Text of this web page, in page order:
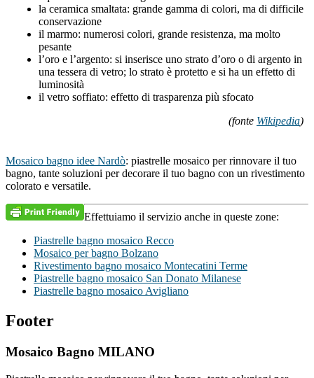
la ceramica smaltata: grande gamma di colori, ma di difficile
conservazione
il marmo: numerosi colori, grande resistenza, ma molto
pesante
l’oro e l’argento: si inserisce uno strato d’oro o di argento in
una tessera di vetro; lo strato è protetto e si ha un effetto di
luminosità
il vetro soffiato: effetto di trasparenza più sfocato
(fonte Wikipedia)
Mosaico bagno idee Nardò: piastrelle mosaico per rinnovare il tuo
bagno, tante soluzioni per decorare il tuo bagno con un rivestimento
colorato e versatile.
Effettuiamo il servizio anche in queste zone:
Piastrelle bagno mosaico Recco
Mosaico per bagno Bolzano
Rivestimento bagno mosaico Montecatini Terme
Piastrelle bagno mosaico San Donato Milanese
Piastrelle bagno mosaico Avigliano
Footer
Mosaico Bagno MILANO